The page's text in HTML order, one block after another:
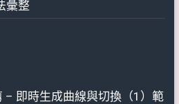
彙整
– 即時生成曲線與切換（1）範